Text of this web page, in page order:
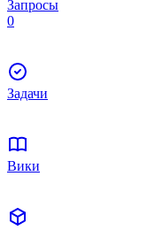
Запросы
0
Задачи
Вики